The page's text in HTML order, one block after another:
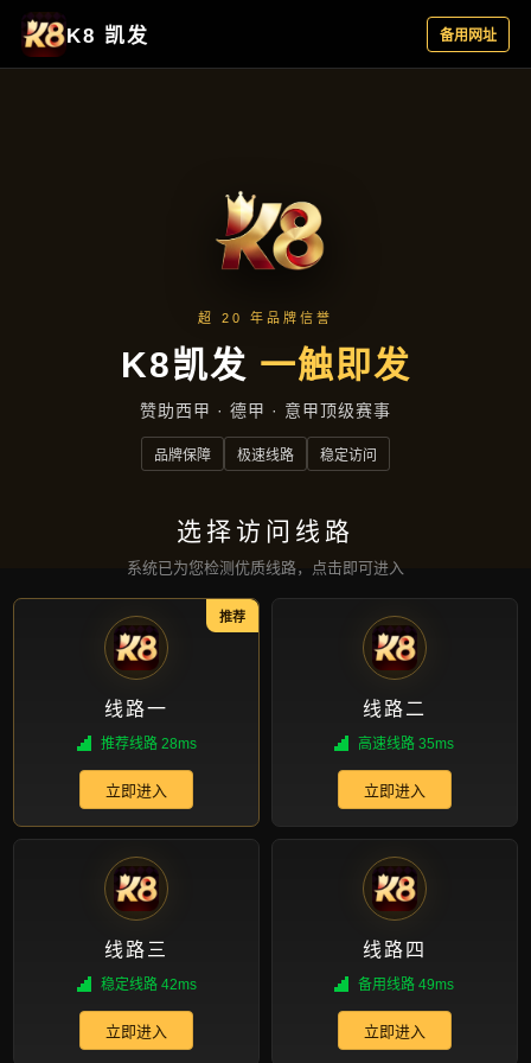
成效展示
首页 成效展示